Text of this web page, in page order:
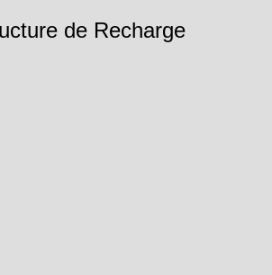
de Recharge